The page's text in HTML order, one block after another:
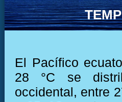
El Pacífico
28 °C se
occidental, entre